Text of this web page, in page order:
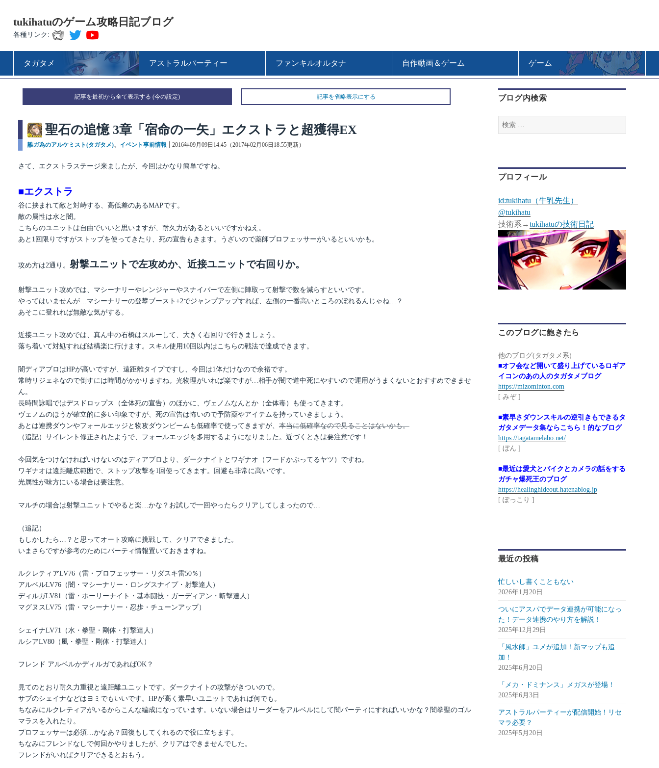
tukihatuのゲーム攻略日記ブログ
各種リンク:
タガタメ アストラルパーティー ファンキルオルタナ 自作動画＆ゲーム ゲーム
記事を最初から全て表示する 記事を省略表示にする
聖石の追憶 3章「宿命の一矢」エクストラと超獲得EX
カ
ゴ
誰ガ為のアルケミスト(タガタメ)、 イベント事前情報
投
日:
2016年09月09日14:45（2017年02月06日18:55更新）
さて、エクストラステージ来ましたが、今回はかなり簡単ですね。
■エクストラ
谷に挟まれて敵と対峙する、高低差のあるMAPです。
敵の属性は水と闇。
こちらのユニットは自由でいいと思いますが、耐久力があるといいですかねえ。
あと1回限りですがストップを使ってきたり、死の宣告もきます。うざいので薬師プロフェッサーがいるといいかも。
攻め方は2通り。 射撃ユニットで左攻めか、近接ユニットで右回りか。
射撃ユニット攻めでは、マシーナリーやレンジャーやスナイパーで左側に陣取って射撃で数を減らすといいです。
やってはいませんが…マシーナリーの登攀ブースト+2でジャンプアップすれば、左側の一番高いところのぼれるんじゃね…？
あそこに登れれば無敵な気がする。
近接ユニット攻めでは、真ん中の石橋はスルーして、大きく右回りで行きましょう。
落ち着いて対処すれば結構楽に行けます。スキル使用10回以内はこちらの戦法で達成できます。
闇ディアブロはHPが高いですが、遠距離タイプですし、今回は1体だけなので余裕です。
常時リジェネなので倒すには時間がかかりますね。光物理がいれば楽ですが…相手が闇で道中死にやすいので運用がうまくないとおすすめできませ
ん。
長時間詠唱ではデスドロップス（全体死の宣告）のほかに、ヴェノムなんとか（全体毒）も使ってきます。
ヴェノムのほうが確立的に多い印象ですが、死の宣告は怖いので予防薬やアイテムを持っていきましょう。
あとは連携ダウンやフォールエッジと物攻ダウンビームも低確率で使ってきますが、 本当に低確率なので見ることはないかも。
（追記）サイレント修正されたようで、フォールエッジを多用するようになりました。近づくときは要注意です！
今回気をつけなければいけないのはディアブロより、ダークナイトとワギナオ（フードかぶってるヤツ）ですね。
ワギナオは遠距離広範囲で、ストップ攻撃を1回使ってきます。回避も非常に高いです。
光属性が味方にいる場合は要注意。
マルチの場合は射撃ユニットでやると楽…かな？お試しで一回やったらクリアしてしまったので…
（追記）
もしかしたら…？と思ってオート攻略に挑戦して、クリアできました。
いまさらですが参考のためにパーティ情報置いておきますね。
ルクレティアLV76（雷・プロフェッサー・リダスキ雷50％）
アルベルLV76（闇・マシーナリー・ロングスナイプ・射撃達人）
ディルガLV81（雷・ホーリーナイト・基本闘技・ガーディアン・斬撃達人）
マグヌスLV75（雷・マシーナリー・忍歩・チューンアップ）
シェイナLV71（水・拳聖・剛体・打撃達人）
ルシアLV80（風・拳聖・剛体・打撃達人）
フレンド アルベルかディルガであればOK？
見てのとおり耐久力重視と遠距離ユニットです。ダークナイトの攻撃がきついので。
サブのシェイナなどはヨミでもいいです。HPが高く素早いユニットであれば何でも。
ちなみにルクレティアがいるからこんな編成になっています。いない場合はリーダーをアルベルにして闇パーティにすればいいかな？闇拳聖のゴル
マラスを入れたり。
プロフェッサーは必須…かなあ？回復もしてくれるので役に立ちます。
ちなみにフレンドなしで何回かやりましたが、クリアはできませんでした。
フレンドがいればクリアできるとおもう。
ブログ内検索
検
索
プロフィール
id:tukihatu（牛乳先生）
@tukihatu
技術系→tukihatuの技術日記
このブログに飽きたら
他のブログ(タガタメ系)
■オフ会など開いて盛り上げているロギア
イコンのあの人のタガタメブログ
https://mizominton.com
[ みぞ ]
■素早さダウンスキルの逆引きもできるタ
ガタメデータ集ならこちら！的なブログ
https://tagatamelabo.net/
[ ぼん ]
■最近は愛犬とバイクとカメラの話をする
ガチャ爆死王のブログ
https://healinghideout.hatenablog.jp
[ ぽっこり ]
最近の投稿
忙しいし書くこともない
2026年1月20日
ついにアスパでデータ連携が可能になっ
た！データ連携のやり方を解説！
2025年12月29日
「風水師」ユメが追加！新マップも追
加！
2025年6月20日
「メカ・ドミナンス」メガスが登場！
2025年6月3日
アストラルパーティーが配信開始！リセ
マラ必要？
2025年5月20日